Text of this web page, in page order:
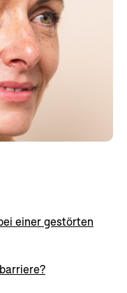
einer gestörten